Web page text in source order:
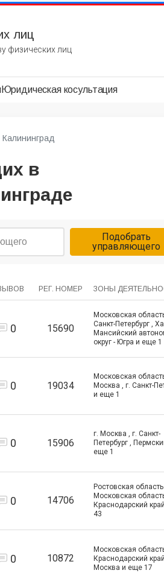
лиц
физических лиц
Юридическая косультация
Калининград
в
Подобрать
управляющего
РЕГ. НОМЕР ЗОНЫ
0 15690
Московская
Санкт-Петербург ,
Мансийский
округ - Югра и еще 1
0 19034
Московская
Москва , г. Санкт-
и еще 1
0 15906
г. Москва , г. Санкт-
Петербург ,
еще 1
0 14706
Ростовская область
Московская
Краснодарский
43
0 10872
Московская
Краснодарский
Москва и еще 17